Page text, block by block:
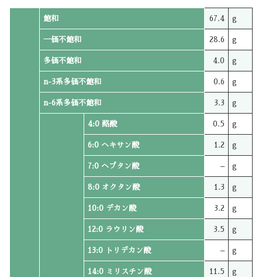
飽和 67.4 g
一価不飽和 28.6 g
多価不飽和 4.0 g
n-3系多価不飽和 0.6 g
n-6系多価不飽和 3.3 g
4:0 酪酸 0.5 g
6:0 ヘキサン酸 1.2 g
7:0 ヘプタン酸 – g
8:0 オクタン酸 1.3 g
10:0 デカン酸 3.2 g
12:0 ラウリン酸 3.5 g
13:0 トリデカン酸 – g
14:0 ミリスチン酸 11.5 g